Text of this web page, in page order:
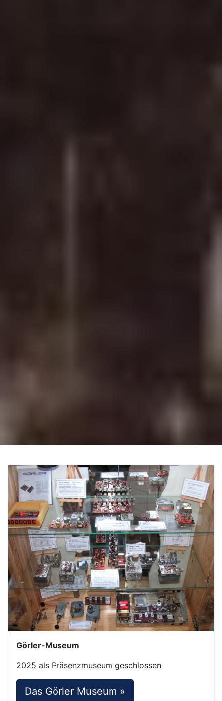
Görler-Museum
2025 als Präsenzmuseum geschlossen
Das Görler Museum »